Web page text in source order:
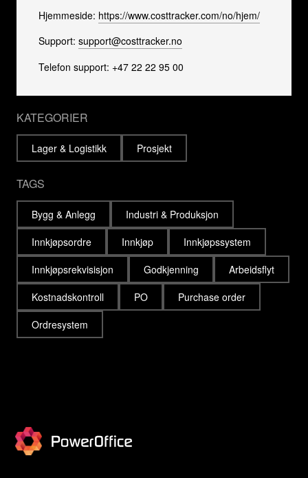
Hjemmeside: https://www.costtracker.com/no/hjem/
Support: support@costtracker.no
Telefon support: +47 22 22 95 00
KATEGORIER
Lager & Logistikk Prosjekt
TAGS
Bygg & Anlegg
Industri & Produksjon
Innkjøpsordre
Innkjøp
Innkjøpssystem
Innkjøpsrekvisisjon
Godkjenning
Arbeidsflyt
Kostnadskontroll
PO
Purchase order
Ordresystem